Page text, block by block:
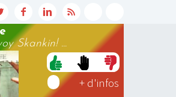
Skankin! ...
+ d'infos